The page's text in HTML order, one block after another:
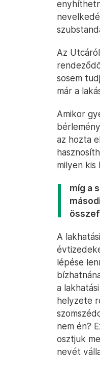
Az
sosem
már a
Amikor
az hozta
milyen
míg a
A
lépése
a
helyzete
nem én?
osztjuk
nevét